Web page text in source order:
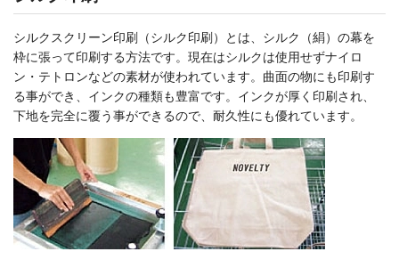
シルクスクリーン印刷（シルク印刷）とは、シルク（絹）の幕を
枠に張って印刷する方法です。現在はシルクは使用せずナイロ
ン・テトロンなどの素材が使われています。曲面の物にも印刷す
る事ができ、インクの種類も豊富です。インクが厚く印刷され、
下地を完全に覆う事ができるので、耐久性にも優れています。